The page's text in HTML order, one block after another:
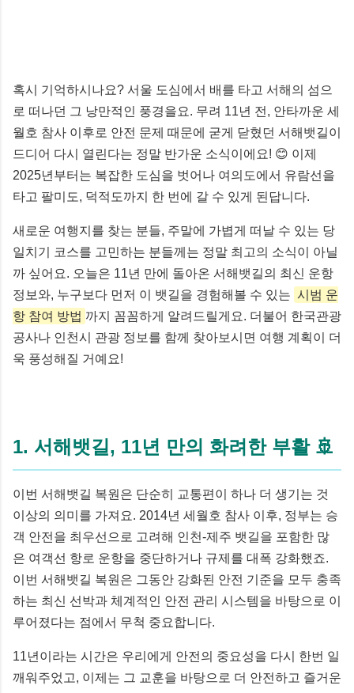
혹시 기억하시나요? 서울 도심에서 배를 타고 서해의 섬으
로 떠나던 그 낭만적인 풍경을요. 무려 11년 전, 안타까운 세
월호 참사 이후로 안전 문제 때문에 굳게 닫혔던 서해뱃길이
드디어 다시 열린다는 정말 반가운 소식이에요! 😊 이제
2025년부터는 복잡한 도심을 벗어나 여의도에서 유람선을
타고 팔미도, 덕적도까지 한 번에 갈 수 있게 된답니다.
새로운 여행지를 찾는 분들, 주말에 가볍게 떠날 수 있는 당
일치기 코스를 고민하는 분들께는 정말 최고의 소식이 아닐
까 싶어요. 오늘은 11년 만에 돌아온 서해뱃길의 최신 운항
정보와, 누구보다 먼저 이 뱃길을 경험해볼 수 있는 시범 운
항 참여 방법 까지 꼼꼼하게 알려드릴게요. 더불어 한국관광
공사나 인천시 관광 정보를 함께 찾아보시면 여행 계획이 더
욱 풍성해질 거예요!
1. 서해뱃길, 11년 만의 화려한 부활 🚢
이번 서해뱃길 복원은 단순히 교통편이 하나 더 생기는 것
이상의 의미를 가져요. 2014년 세월호 참사 이후, 정부는 승
객 안전을 최우선으로 고려해 인천-제주 뱃길을 포함한 많
은 여객선 항로 운항을 중단하거나 규제를 대폭 강화했죠.
이번 서해뱃길 복원은 그동안 강화된 안전 기준을 모두 충족
하는 최신 선박과 체계적인 안전 관리 시스템을 바탕으로 이
루어졌다는 점에서 무척 중요합니다.
11년이라는 시간은 우리에게 안전의 중요성을 다시 한번 일
깨워주었고, 이제는 그 교훈을 바탕으로 더 안전하고 즐거운